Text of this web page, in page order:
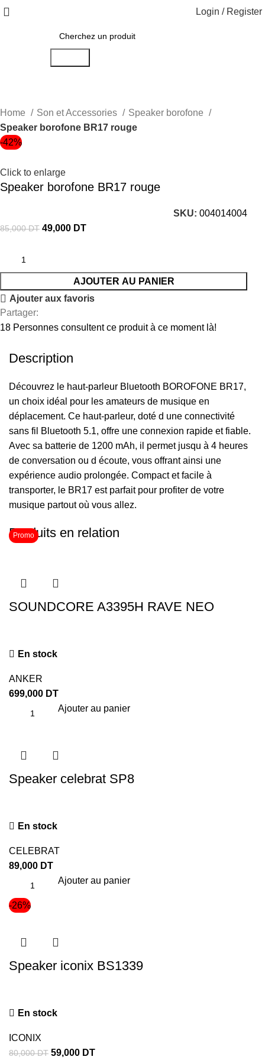
Login / Register
Home Son et Accessories
Speaker borofone
Speaker borofone BR17 rouge
-42%
Click to enlarge
Speaker borofone BR17 rouge
SKU:004014004
85,000DT 49,000 DT
AJOUTER AU PANIER
Ajouter aux favoris
Partager:
18 Personnes consultent ce produit à ce moment là!
Description
Découvrez le haut-parleur Bluetooth BOROFONE BR17,
un choix idéal pour les amateurs de musique en
déplacement. Ce haut-parleur, doté d une connectivité
sans fil Bluetooth 5.1, offre une connexion rapide et fiable.
Avec sa batterie de 1200 mAh, il permet jusqu à 4 heures
de conversation ou d écoute, vous offrant ainsi une
expérience audio prolongée. Compact et facile à
transporter, le BR17 est parfait pour profiter de votre
musique partout où vous allez.
Produits en relation
SOUNDCORE A3395H RAVE NEO
En stock
ANKER
699,000 DT
Ajouter au panier
Speaker celebrat SP8
En stock
CELEBRAT
89,000 DT
Ajouter au panier
-26%
Promo
Speaker iconix BS1339
En stock
ICONIX
80,000DT 59,000 DT